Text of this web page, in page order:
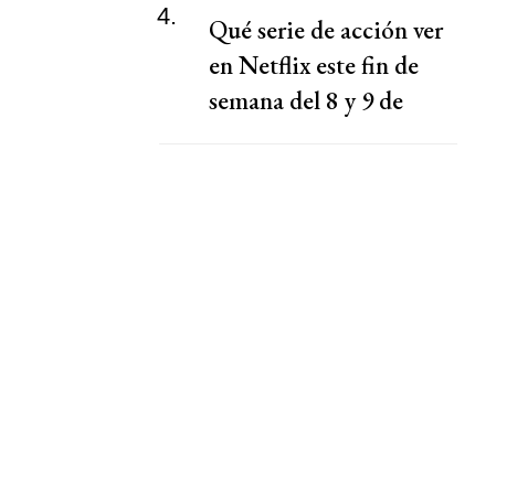
4.
Qué serie de acción ver
en Netflix este fin de
semana del 8 y 9 de